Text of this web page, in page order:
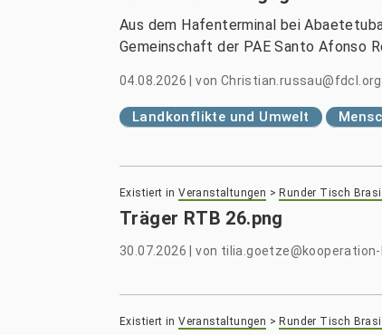
Aus dem Hafenterminal bei
Gemeinschaft der PAE Santo Afonso
04.08.2026 |von Christian.russau@fdcl.org
Landkonflikte und Umwelt
Existiert in Veranstaltungen > Runder Tisch
Träger RTB 26.png
30.07.2026 |von
Existiert in Veranstaltungen > Runder Tisch